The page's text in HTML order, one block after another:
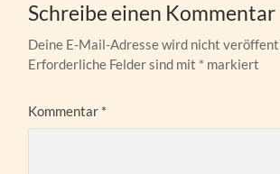
Schreibe einen Kommentar
Deine E-Mail-Adresse wird nicht
Erforderliche Felder sind mit * markiert
Kommentar *